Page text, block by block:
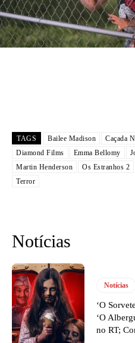
TAGS Bailee Madison Caçada
Diamond Films
Emma Bellomy
Martin Henderson
Os Estranhos 2
Terror
Notícias
Notícias
‘O
‘O
no RT;